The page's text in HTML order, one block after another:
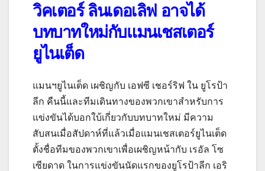
วิคเตอร์ ลินเดอเลิฟ อาจได้
บทบาทใหม่กับแมนเชสเตอร์
ยูไนเต็ด
แมนฯยูไนเต็ด เผชิญกับ เอฟซี เชอร์ริฟ ใน ยูโรป้า
ลีก คืนนี้และทีมเดินทางของพวกเขาสำหรับการ
แข่งขันได้บอกใบ้เกี่ยวกับบทบาทใหม่ มีความ
สับสนเมื่อสัปดาห์ที่แล้วเมื่อแมนเชสเตอร์ยูไนเต็ด
ตั้งชื่อทีมของพวกเขาเพื่อเผชิญหน้ากับ เรอัล โซ
เซียดาด ในการแข่งขันนัดแรกของยูโรป้าลีก เอริ